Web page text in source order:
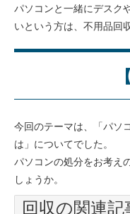
パソコンと一緒にデスク
いという方は、不用品回
今回のテーマは、「パソ
は」についてでした。
パソコンの処分をお考え
しょうか。
回収の関連